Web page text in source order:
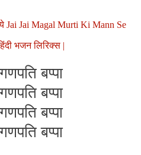
Jai Jai Magal Murti Ki Mann Se
भजन लिरिक्स |
बप्पा
बप्पा
बप्पा
बप्पा